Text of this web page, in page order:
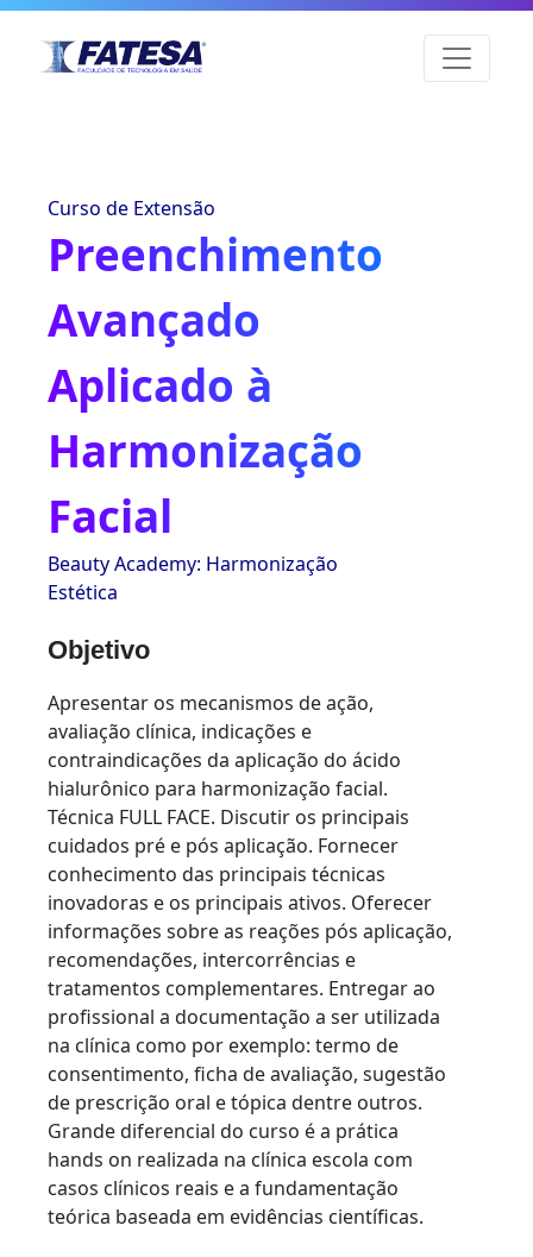
Curso de Extensão
Preenchimento
Avançado
Aplicado à
Harmonização
Facial
Beauty Academy: Harmonização
Estética
Objetivo
Apresentar os mecanismos de ação,
avaliação clínica, indicações e
contraindicações da aplicação do ácido
hialurônico para harmonização facial.
Técnica FULL FACE. Discutir os principais
cuidados pré e pós aplicação. Fornecer
conhecimento das principais técnicas
inovadoras e os principais ativos. Oferecer
informações sobre as reações pós aplicação,
recomendações, intercorrências e
tratamentos complementares. Entregar ao
profissional a documentação a ser utilizada
na clínica como por exemplo: termo de
consentimento, ficha de avaliação, sugestão
de prescrição oral e tópica dentre outros.
Grande diferencial do curso é a prática
hands on realizada na clínica escola com
casos clínicos reais e a fundamentação
teórica baseada em evidências científicas.